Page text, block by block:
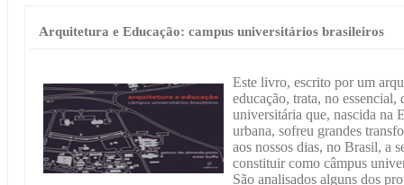
Arquitetura e Educação: campus universitários brasileiros
Este livro, escrito por um
educação, trata, no
universitária que, nascida na
urbana, sofreu grandes
aos nossos dias, no Brasil, a
constituir como câmpus
São analisados alguns dos